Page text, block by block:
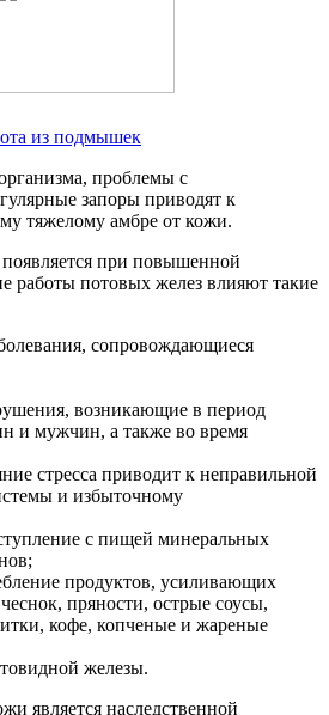
из подмышек
проблемы с
запоры приводят к
тяжелому амбре от кожи.
при повышенной
работы потовых желез влияют такие
сопровождающиеся
возникающие в период
и мужчин, а также во время
стресса приводит к неправильной
и избыточному
с пищей минеральных
продуктов, усиливающих
пряности, острые соусы,
кофе, копченые и жареные
железы.
является наследственной